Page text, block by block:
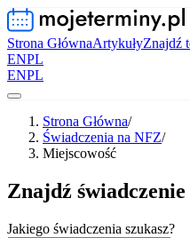
Strona GłównaArtykułyZnajdź
ENPL
ENPL
Strona Główna/
Świadczenia na NFZ/
Miejscowość
Znajdź świadczenie
Jakiego świadczenia szukasz?